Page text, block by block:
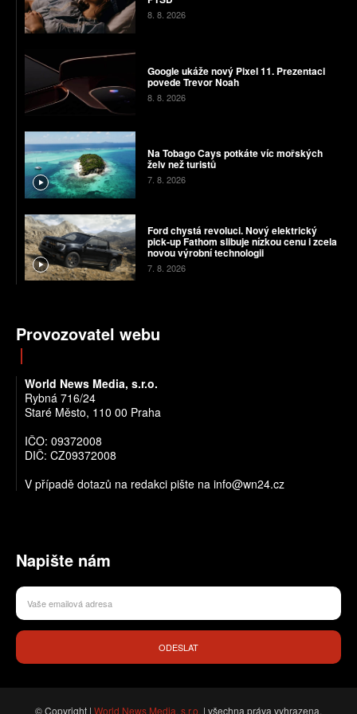
8. 8. 2026
Google ukáže nový Pixel 11. Prezentaci
povede Trevor Noah
8. 8. 2026
Na Tobago Cays potkáte víc mořských
želv než turistů
7. 8. 2026
Ford chystá revoluci. Nový elektrický
pick-up Fathom slibuje nízkou cenu i zcela
novou výrobní technologii
7. 8. 2026
Provozovatel webu
World News Media, s.r.o.
Rybná 716/24
Staré Město, 110 00 Praha
IČO: 09372008
DIČ: CZ09372008
V případě dotazů na redakci pište na info@wn24.cz
Napište nám
ODESLAT
© Copyright | World News Media, s.r.o. | všechna práva vyhrazena.